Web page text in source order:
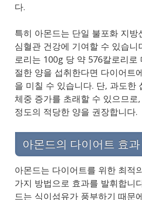
다.
특히 아몬드는 단일 불포화 지방
심혈관 건강에 기여할 수 있습니
로리는 100g 당 약 576칼로리로
절한 양을 섭취한다면 다이어트
을 미칠 수 있습니다. 단, 과도한
체중 증가를 초래할 수 있으므로
정도의 적당한 양을 권장합니다.
아몬드의 다이어트 효과
아몬드는 다이어트를 위한 최적
가지 방법으로 효과를 발휘합니
드는 식이섬유가 풍부하기 때문